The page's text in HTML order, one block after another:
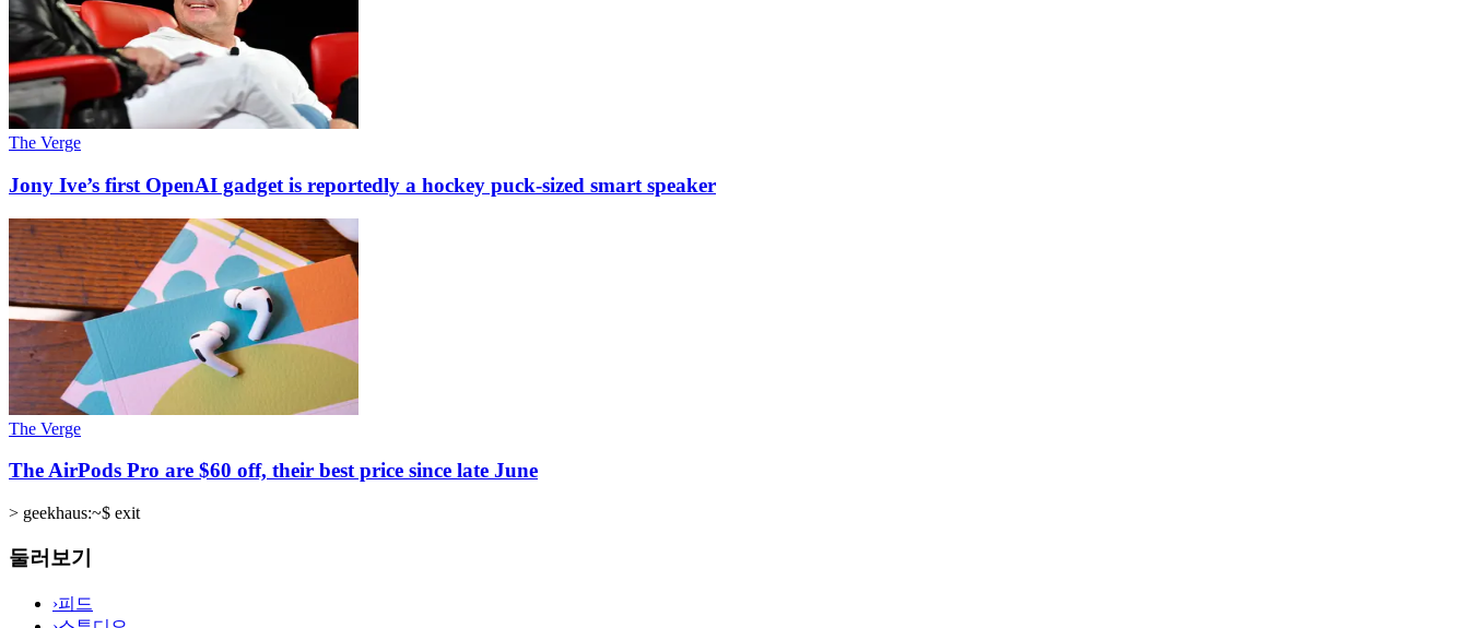
The Verge
Jony Ive’s first OpenAI gadget is reportedly a hockey puck-sized smart speaker
The Verge
The AirPods Pro are $60 off, their best price since late June
> geekhaus:~$ exit
둘러보기
›피드